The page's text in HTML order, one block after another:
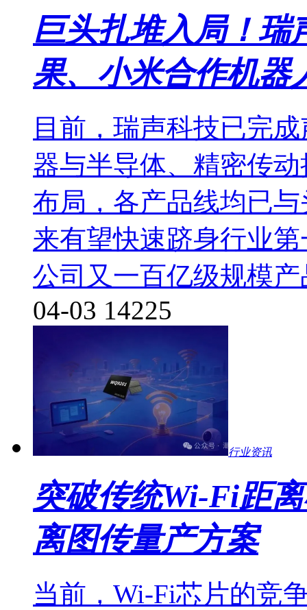
巨头扎堆入局！瑞
果、小米合作机器
目前，瑞声科技已完
器与半导体、精密传
布局，各产品线均已
来有望快速跻身行业
公司又一百亿级规模
04-03 14225
行业资讯
突破传统Wi-Fi距
离图传量产方案
当前，Wi-Fi芯片的竞